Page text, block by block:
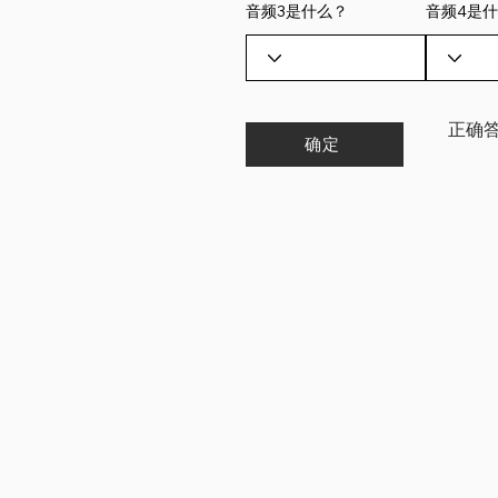
音频3是什么？ 音频4是
确定
正确